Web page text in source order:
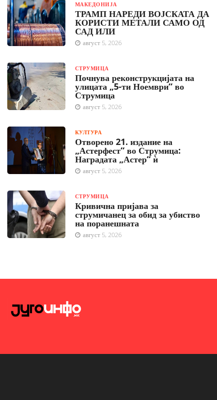
МАКЕДОНИЈА
ТРАМП НАРЕДИ ВОЈСКАТА ДА
КОРИСТИ МЕТАЛИ САМО ОД
САД ИЛИ
август 5, 2026
СТРУМИЦА
Почнува реконструкцијата на
улицата „5-ти Ноември“ во
Струмица
август 5, 2026
КУЛТУРА
Отворено 21. издание на
„Астерфест“ во Струмица:
Наградата „Астер“ ѝ
август 5, 2026
СТРУМИЦА
Кривична пријава за
струмичанец за обид за убиство
на поранешната
август 5, 2026